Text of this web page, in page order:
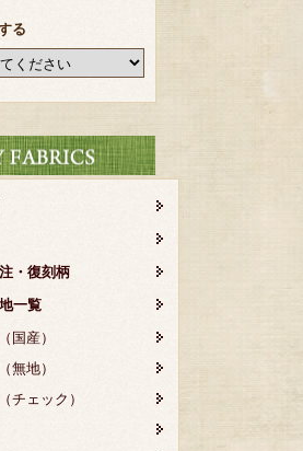
る
・復刻柄
一覧
国産）
無地）
チェック）